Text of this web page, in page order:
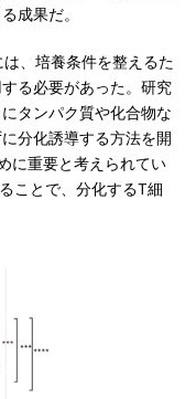
成果だ。
、培養条件を整えるた
る必要があった。研究
タンパク質や化合物な
分化誘導する方法を開
に重要と考えられてい
ことで、分化するT細